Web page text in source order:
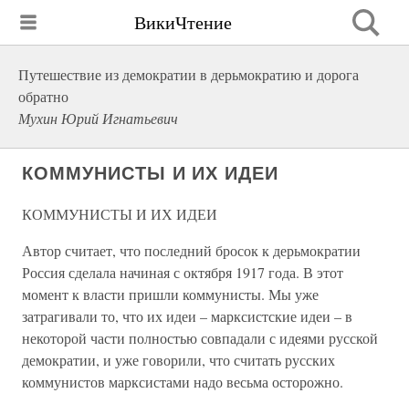
ВикиЧтение
Путешествие из демократии в дерьмократию и дорога
обратно
Мухин Юрий Игнатьевич
КОММУНИСТЫ И ИХ ИДЕИ
КОММУНИСТЫ И ИХ ИДЕИ
Автор считает, что последний бросок к дерьмократии
Россия сделала начиная с октября 1917 года. В этот
момент к власти пришли коммунисты. Мы уже
затрагивали то, что их идеи – марксистские идеи – в
некоторой части полностью совпадали с идеями русской
демократии, и уже говорили, что считать русских
коммунистов марксистами надо весьма осторожно.